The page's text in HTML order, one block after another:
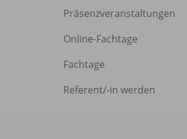
Präsenzveranstaltungen
Online-Fachtage
Fachtage
Referent/-in werden